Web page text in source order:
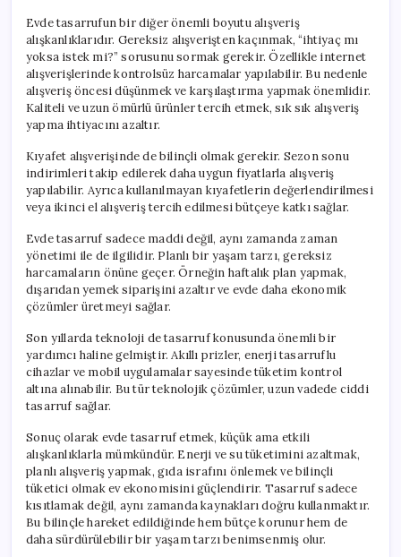
Evde tasarrufun bir diğer önemli boyutu alışveriş
alışkanlıklarıdır. Gereksiz alışverişten kaçınmak, “ihtiyaç mı
yoksa istek mi?” sorusunu sormak gerekir. Özellikle internet
alışverişlerinde kontrolsüz harcamalar yapılabilir. Bu nedenle
alışveriş öncesi düşünmek ve karşılaştırma yapmak önemlidir.
Kaliteli ve uzun ömürlü ürünler tercih etmek, sık sık alışveriş
yapma ihtiyacını azaltır.
Kıyafet alışverişinde de bilinçli olmak gerekir. Sezon sonu
indirimleri takip edilerek daha uygun fiyatlarla alışveriş
yapılabilir. Ayrıca kullanılmayan kıyafetlerin değerlendirilmesi
veya ikinci el alışveriş tercih edilmesi bütçeye katkı sağlar.
Evde tasarruf sadece maddi değil, aynı zamanda zaman
yönetimi ile de ilgilidir. Planlı bir yaşam tarzı, gereksiz
harcamaların önüne geçer. Örneğin haftalık plan yapmak,
dışarıdan yemek siparişini azaltır ve evde daha ekonomik
çözümler üretmeyi sağlar.
Son yıllarda teknoloji de tasarruf konusunda önemli bir
yardımcı haline gelmiştir. Akıllı prizler, enerji tasarruflu
cihazlar ve mobil uygulamalar sayesinde tüketim kontrol
altına alınabilir. Bu tür teknolojik çözümler, uzun vadede ciddi
tasarruf sağlar.
Sonuç olarak evde tasarruf etmek, küçük ama etkili
alışkanlıklarla mümkündür. Enerji ve su tüketimini azaltmak,
planlı alışveriş yapmak, gıda israfını önlemek ve bilinçli
tüketici olmak ev ekonomisini güçlendirir. Tasarruf sadece
kısıtlamak değil, aynı zamanda kaynakları doğru kullanmaktır.
Bu bilinçle hareket edildiğinde hem bütçe korunur hem de
daha sürdürülebilir bir yaşam tarzı benimsenmiş olur.